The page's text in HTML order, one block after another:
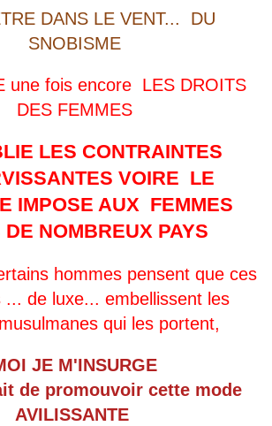
DANS LE VENT... DU
SNOBISME
une fois encore LES DROITS
DES FEMMES
LES CONTRAINTES
VOIRE LE
IMPOSE AUX FEMMES
DE NOMBREUX PAYS
hommes pensent que ces
... de luxe... embellissent les
qui les portent,
JE M'INSURGE
de promouvoir cette mode
AVILISSANTE